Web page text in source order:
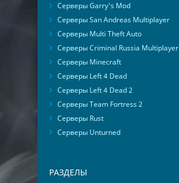
Серверы Garry's Mod
Серверы San Andreas Multiplayer
Серверы Multi Theft Auto
Серверы Criminal Russia Multiplayer
Серверы Minecraft
Серверы Left 4 Dead
Серверы Left 4 Dead 2
Серверы Team Fortress 2
Серверы Rust
Серверы Unturned
РАЗДЕЛЫ